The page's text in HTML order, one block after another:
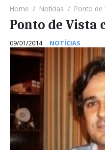
Home Notícias Ponto de
Ponto de Vista
09/01/2014 NOTÍCIAS